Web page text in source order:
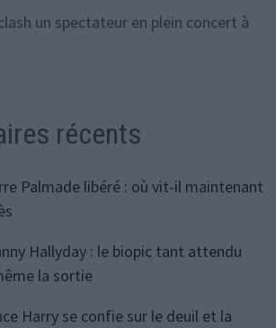
un spectateur en plein concert à
récents
Palmade libéré : où vit-il maintenant
Hallyday : le biopic tant attendu
la sortie
Harry se confie sur le deuil et la